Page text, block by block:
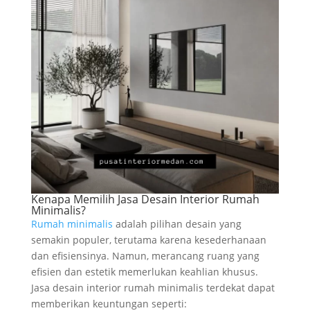
Kenapa Memilih Jasa Desain Interior Rumah
Minimalis?
Rumah minimalis adalah pilihan desain yang
semakin populer, terutama karena kesederhanaan
dan efisiensinya. Namun, merancang ruang yang
efisien dan estetik memerlukan keahlian khusus.
Jasa desain interior rumah minimalis terdekat dapat
memberikan keuntungan seperti: